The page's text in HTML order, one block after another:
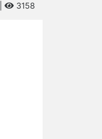
3158